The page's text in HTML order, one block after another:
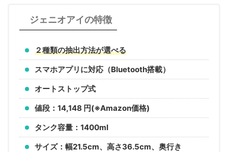
ジェニオアイの特徴
２種類の抽出方法が選べる
スマホアプリに対応（Bluetooth搭載）
オートストップ式
値段：14,148 円(※Amazon価格)
タンク容量：1400ml
サイズ：幅21.5cm、高さ36.5cm、奥行き